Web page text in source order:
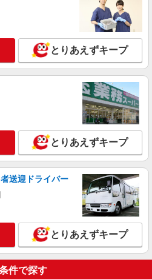
円 ※日・祝日 時給＋100円
詳細を見る
コープ豊島店
ジ業務（高校生不可）
円〜時給1345円※時間・曜日によ
円 ※日・祝日 時給＋100円
区豊島3-4-15
詳細を見る
とりあえずキープ
とりあえずキープ
送迎ドライバー
とりあえずキープ
件で探す